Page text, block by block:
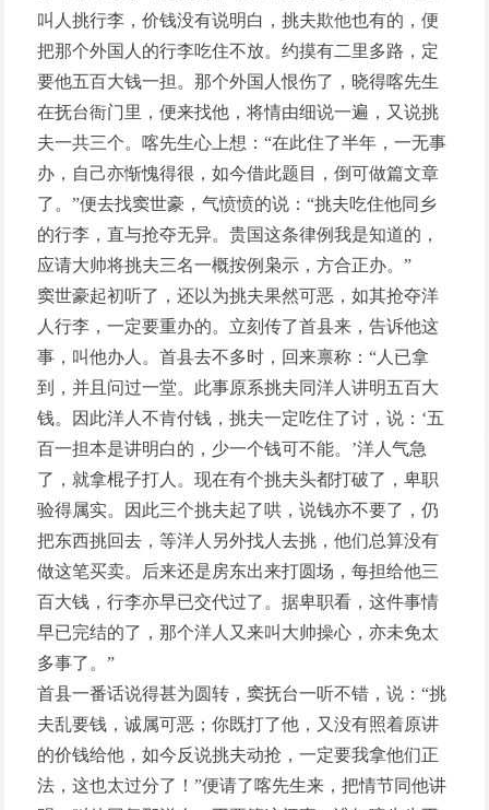
叫人挑行李，价钱没有说明白，挑夫欺他也有的，便
把那个外国人的行李吃住不放。约摸有二里多路，定
要他五百大钱一担。那个外国人恨伤了，晓得喀先生
在抚台衙门里，便来找他，将情由细说一遍，又说挑
夫一共三个。喀先生心上想：“在此住了半年，一无事
办，自己亦惭愧得很，如今借此题目，倒可做篇文章
了。”便去找窦世豪，气愤愤的说：“挑夫吃住他同乡
的行李，直与抢夺无异。贵国这条律例我是知道的，
应请大帅将挑夫三名一概按例枭示，方合正办。”
窦世豪起初听了，还以为挑夫果然可恶，如其抢夺洋
人行李，一定要重办的。立刻传了首县来，告诉他这
事，叫他办人。首县去不多时，回来禀称：“人已拿
到，并且问过一堂。此事原系挑夫同洋人讲明五百大
钱。因此洋人不肯付钱，挑夫一定吃住了讨，说：‘五
百一担本是讲明白的，少一个钱可不能。’洋人气急
了，就拿棍子打人。现在有个挑夫头都打破了，卑职
验得属实。因此三个挑夫起了哄，说钱亦不要了，仍
把东西挑回去，等洋人另外找人去挑，他们总算没有
做这笔买卖。后来还是房东出来打圆场，每担给他三
百大钱，行李亦早已交代过了。据卑职看，这件事情
早已完结的了，那个洋人又来叫大帅操心，亦未免太
多事了。”
首县一番话说得甚为圆转，窦抚台一听不错，说：“挑
夫乱要钱，诚属可恶；你既打了他，又没有照着原讲
的价钱给他，如今反说挑夫动抢，一定要我拿他们正
法，这也太过分了！”便请了喀先生来，把情节同他讲